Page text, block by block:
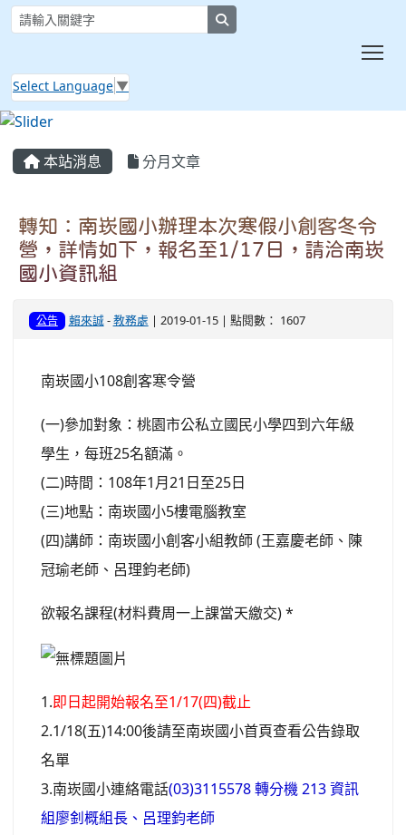
Select Language ▼
本站消息 分月文章
轉知：南崁國小辦理本次寒假小創客冬令
營，詳情如下，報名至1/17日，請洽南崁
國小資訊組
公告 賴來誠-教務處 | 2019-01-15 | 點閱數： 1607
南崁國小108創客寒令營
(一)參加對象：桃園市公私立國民小學四到六年級
學生，每班25名額滿。
(二)時間：108年1月21日至25日
(三)地點：南崁國小5樓電腦教室
(四)講師：南崁國小創客小組教師 (王嘉慶老師、陳
冠瑜老師、呂理鈞老師)
欲報名課程(材料費周一上課當天繳交) *
1.即日起開始報名至1/17(四)截止
2.1/18(五)14:00後請至南崁國小首頁查看公告錄取
名單
3.南崁國小連絡電話(03)3115578 轉分機 213 資訊
組廖釗概組長、呂理鈞老師